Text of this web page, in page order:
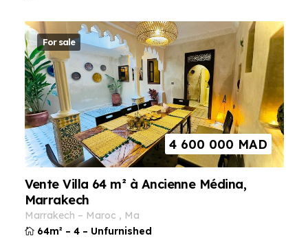
For sale
4 600 000 MAD
Vente Villa 64 m² à Ancienne Médina,
Marrakech
marrakech – maroc ,
ma
64m² – 4 – Unfurnished